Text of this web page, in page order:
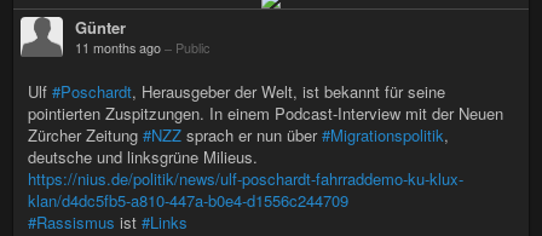
Günter
11 months ago – Public
Ulf #Poschardt, Herausgeber der Welt, ist bekannt für seine
pointierten Zuspitzungen. In einem Podcast-Interview mit der Neuen
Zürcher Zeitung #NZZ sprach er nun über#Migrationspolitik,
deutsche und linksgrüne Milieus.
https://nius.de/politik/news/ulf-poschardt-fahrraddemo-ku-klux-
klan/d4dc5fb5-a810-447a-b0e4-d1556c244709
#Rassismus ist #Links